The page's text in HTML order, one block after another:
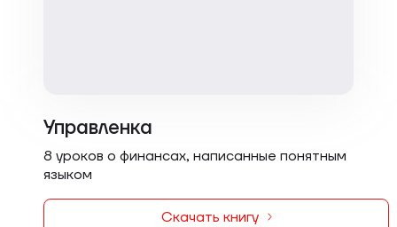
Управленка
8 уроков о финансах, написанные понятным
языком
Скачать книгу